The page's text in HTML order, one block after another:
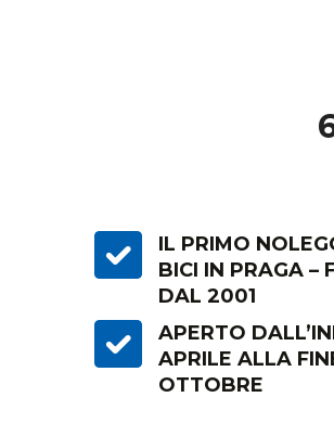
IL PRIMO
BICI IN PRAGA –
DAL 2001
APERTO
APRILE ALLA
OTTOBRE